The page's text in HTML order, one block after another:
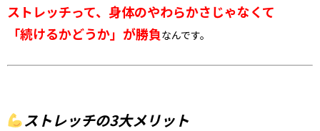
ストレッチって、身体のやわらかさじゃなくて
「続けるかどうか」が勝負なんです。
ストレッチの3大メリット